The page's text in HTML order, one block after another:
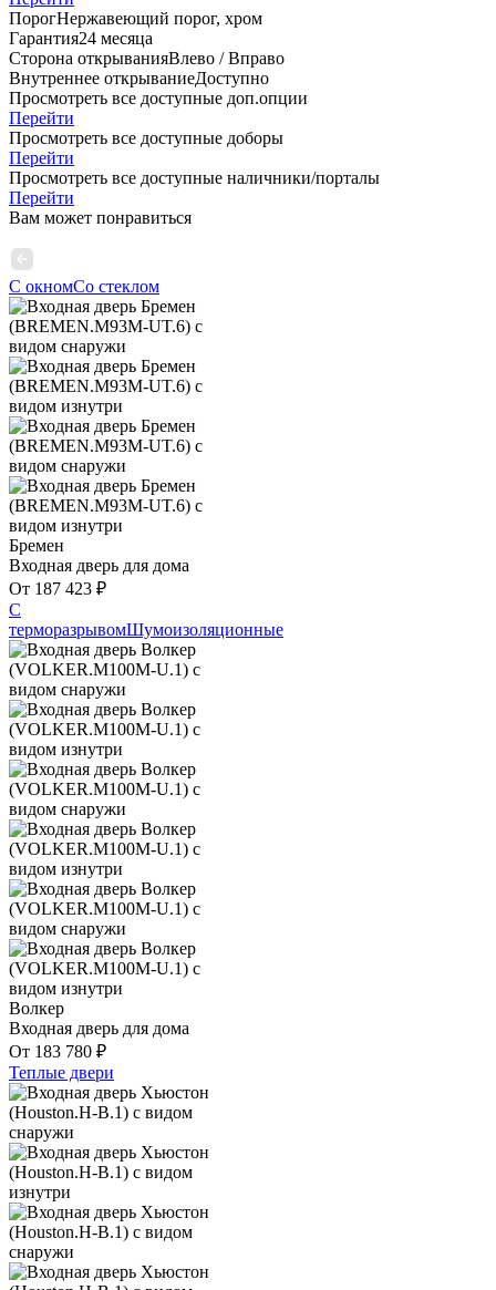
ПорогНержавеющий порог, хром
Гарантия24 месяца
Сторона открыванияВлево / Вправо
Внутреннее открываниеДоступно
Просмотреть все доступные доп.опции
Перейти
Просмотреть все доступные доборы
Перейти
Просмотреть все доступные наличники/порталы
Перейти
Вам может понравиться
С окномСо стеклом
Бремен
Входная дверь для дома
От 187 423 ₽
С
терморазрывомШумоизоляционные
Волкер
Входная дверь для дома
От 183 780 ₽
Теплые двери